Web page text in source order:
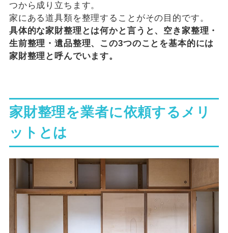
つから成り立ちます。
家にある道具類を整理することがその目的です。
具体的な家財整理とは何かと言うと、空き家整理・
生前整理・遺品整理、この3つのことを基本的には
家財整理と呼んでいます。
家財整理を業者に依頼するメリ
ットとは